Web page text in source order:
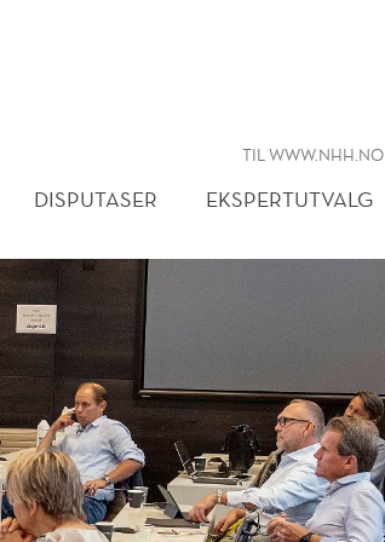
TIL WWW.NHH.NO
DISPUTASER EKSPERTUTVALG